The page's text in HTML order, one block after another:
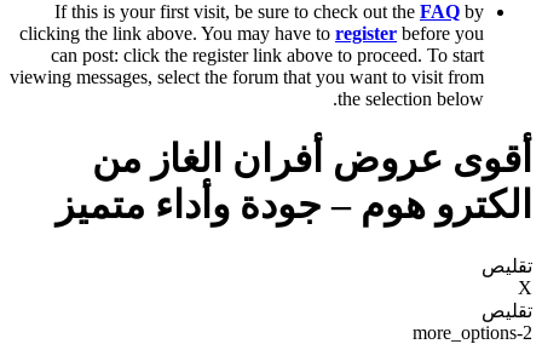
If this is your first visit, be sure to check out the FAQ by
clicking the link above. You may have to register before you
can post: click the register link above to proceed. To start
viewing messages, select the forum that you want to visit from
the selection below.
أقوى عروض أفران الغاز من
الكترو هوم – جودة وأداء متميز
تقليص
X
تقليص
more_options-2